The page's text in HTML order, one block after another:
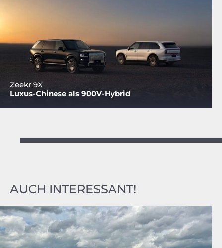
Zeekr 9X
Luxus-Chinese als 900V-Hybrid
AUCH INTERESSANT!